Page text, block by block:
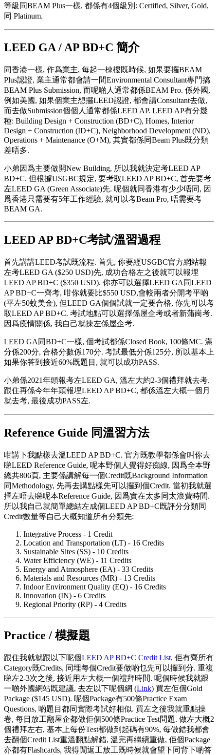
等級同BEAM Plus一樣, 都係有4個級別: Certified, Silver, Gold,
同 Platinum.
LEED GA / AP BD+C 簡介
同香港一樣, 作爲業主, 每起一棟樓既時候, 如果要攞BEAM
Plus認證, 業主通常都會請一間Environmental Consultant專門搞
BEAM Plus Submission, 而呢啲人通常都係BEAM Pro. 係外國,
例如美國, 如果個業主想攞LEED認證, 都會請Consultant去做,
而去做Submission個個人通常都係LEED AP. LEED AP有分幾
種: Building Design + Construction (BD+C), Homes, Interior
Design + Construction (ID+C), Neighborhood Development (ND),
Operations + Maintenance (O+M), 其實都係同Beam Plus既分類
差唔多.
小弟因爲主要做開New Building, 所以我就決定考LEED AP
BD+C. 但根據USGBC規定, 要考取LEED AP BD+C, 首先要考
左LEED GA (Green Associate)先. 呢個就同香港有少少唔同, 因
爲香港只需要有5年工作經驗, 就可以考Beam Pro, 唔需要考
BEAM GA.
LEED AP BD+C考試/溫習過程
首先講講LEED考試既流程. 首先, 你要經USGBC官方網站報
左考LEED GA ($250 USD)先, 成功合格左之後就可以報埋
LEED AP BD+C ($350 USD). 你亦可以選擇LEED GA同LEED
AP BD+C一齊考, 咁你就要比$550 USD,會較兩者分開考平啲
(平左50蚊美金), 但LEED GA個個試就一定要合格, 你先可以考
取LEED AP BD+C. 考試地點可以選擇係屋企考或者新蒲崗考.
因爲疫情關係, 我自己就揀左係屋企考.
LEED GA同BD+C一樣, 個考試都係Closed Book, 100條MC. 滿
分係200分, 合格分數係170分. 考試最低分係125分, 所以基本上
如果你答到接近60%既題目, 就可以成功PASS.
小弟係2021年頭報考左LEED GA, 溫左大約2-3個禮拜就去考.
跟住再係今年年頭報埋LEED AP BD+C, 都係溫左大概一個月
就去考, 最後成功PASS左.
Reference Guide 同溫習方法
咁講下我點樣去溫LEED AP BD+C. 官方既教學都係會叫你去
睇LEED Reference Guide, 呢本野個人覺得好痴線, 因爲全本野
總共806頁, 主要係講解每一個Credit既Background Information
同Methodology, 先再去講點樣先可以攞到個Credit. 當初我就選
擇左唔去睇呢本Reference Guide, 因爲實在太多同太浪費時間.
所以我自己就簡單總結左成個LEED AP BD+C既評分分類同
Credit數量等自己大概知道所有分類先:
Integrative Process - 1 Credit
Location and Transportation (LT) - 16 Credits
Sustainable Sites (SS) - 10 Credits
Water Efficiency (WE) - 11 Credits
Energy and Atmosphere (EA) - 33 Credits
Materials and Resources (MR) - 13 Credits
Indoor Environment Quality (EQ) - 16 Credits
Innovation (IN) - 6 Credits
Regional Priority (RP) - 4 Credits
Practice / 模擬題
跟住我就就跟以下呢個LEED AP BD+C Credit List, 佢有齊所有
Category既Credits, 同埋每個Credit要做啲乜先可以攞到分. 重複
睇左2-3次之後, 接近用左大概一個禮拜時間. 呢個時候我就跟
一啲外國網站既建議, 去左以下呢個網 (Link) 買左佢個Gold
Package ($145 USD). 呢個Package有500條Practice Exam
Questions, 啲題目都同實際考試好相似. 買左之後我就重點操
卷, 每日放工翻屋企都做佢個500條Practice Test問題. 做左大概2
個禮拜左右, 基本上每份Test都做到起碼有90%, 每做錯我都會
去翻個Credit List重溫翻點解錯, 溫完再繼續重做, 佢個Package
亦都有Flashcards, 我得閒返工放工既時候就會望下同背下啲答